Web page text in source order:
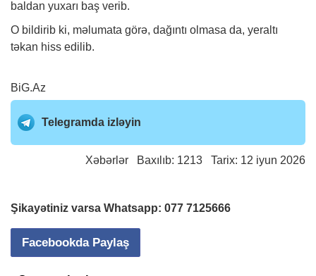
baldan yuxarı baş verib.
O bildirib ki, məlumata görə, dağıntı olmasa da, yeraltı
təkan hiss edilib.
BiG.Az
Telegramda izləyin
Xəbərlər Baxılıb: 1213 Tarix: 12 iyun 2026
Şikayətiniz varsa Whatsapp: 077 7125666
Facebookda Paylaş